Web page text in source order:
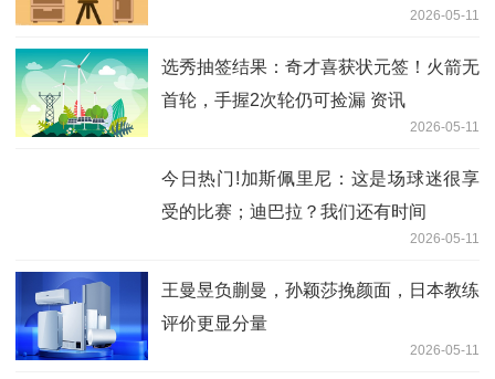
2026-05-11
选秀抽签结果：奇才喜获状元签！火箭无
首轮，手握2次轮仍可捡漏 资讯
2026-05-11
今日热门!加斯佩里尼：这是场球迷很享
受的比赛；迪巴拉？我们还有时间
2026-05-11
王曼昱负蒯曼，孙颖莎挽颜面，日本教练
评价更显分量
2026-05-11